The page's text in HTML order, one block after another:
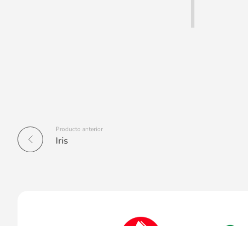
Producto anterior
Iris